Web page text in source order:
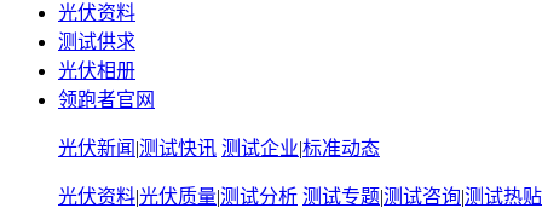
光伏资料
测试供求
光伏相册
领跑者官网
光伏新闻 |测试快讯 测试企业|标准动态
光伏资料|光伏质量|测试分析 测试专题|测试咨询|测试热贴